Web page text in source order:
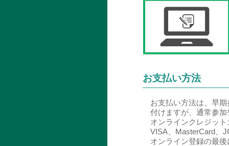
お支払い方法
お支払い方法は、早
付けますが、通常参
オンラインクレジッ
VISA、MasterCard、
オンライン登録の最